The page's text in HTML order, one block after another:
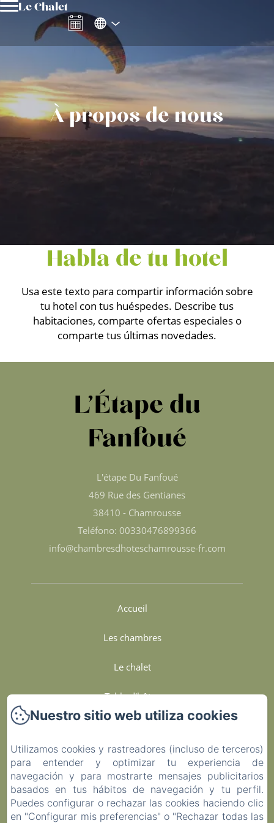
Le Chalet
À propos de nous
Habla de tu hotel
Usa este texto para compartir información sobre
tu hotel con tus huéspedes. Describe tus
habitaciones, comparte ofertas especiales o
comparte tus últimas novedades.
L’Étape du
Fanfoué
L'étape Du Fanfoué
469 Rue des Gentianes
38410 - Chamrousse
Teléfono: 00330476899366
info@chambresdhoteschamrousse-fr.com
Accueil
Les chambres
Le chalet
Table d'hôtes
Contact
Política de privacidad
Información legal
Nuestro sitio web utiliza cookies
Utilizamos cookies y rastreadores (incluso de terceros)
para entender y optimizar tu experiencia de
navegación y para mostrarte mensajes publicitarios
basados en tus hábitos de navegación y tu perfil.
Puedes configurar o rechazar las cookies haciendo clic
en "Configurar mis preferencias" o "Rechazar todas las